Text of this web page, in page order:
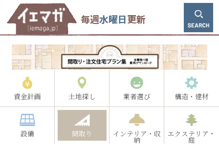
毎週水曜日更新
資金計画 土地探し 業者選び 構造・建材
設備 間取り インテリア・収
納
エクステリア・
庭